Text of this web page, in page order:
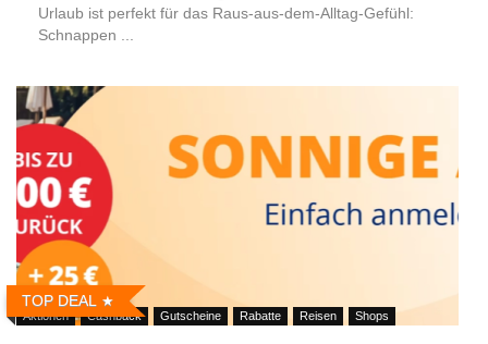
Urlaub ist perfekt für das Raus-aus-dem-Alltag-Gefühl:
Schnappen ...
TOP DEAL
Aktionen Cashback Gutscheine Rabatte Reisen Shops